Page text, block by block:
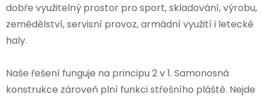
dobře využitelný prostor pro sport, skladování, výrobu,
zemědělství, servisní provoz, armádní využití i letecké
haly.
Naše řešení funguje na principu 2 v 1. Samonosná
konstrukce zároveň plní funkci střešního pláště. Nejde